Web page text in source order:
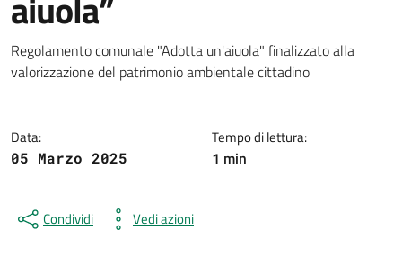
Dettagli della notizia
Regolamento comunale "Adotta un'aiuola" finalizzato alla
valorizzazione del patrimonio ambientale cittadino
Data:
05 Marzo 2025
Tempo di lettura:
1 min
Condividi Vedi azioni